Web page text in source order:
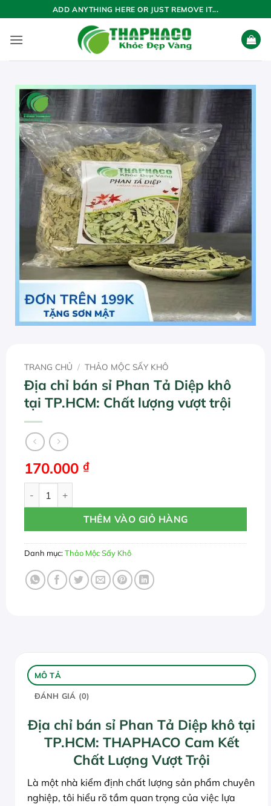
qua
nội
ADD ANYTHING HERE OR JUST REMOVE IT...
TRANG CHỦ / THẢO MỘC SẤY KHÔ
Địa chỉ bán sỉ Phan Tả Diệp khô
tại TP.HCM: Chất lượng vượt trội
170.000 ₫
THÊM VÀO GIỎ HÀNG
Danh mục:Thảo Mộc Sấy Khô
MÔ TẢ
ĐÁNH GIÁ (0)
Địa chỉ bán sỉ Phan Tả Diệp khô tại
TP.HCM: THAPHACO Cam Kết
Chất Lượng Vượt Trội
Là một nhà kiểm định chất lượng sản phẩm chuyên
nghiệp, tôi hiểu rõ tầm quan trọng của việc lựa